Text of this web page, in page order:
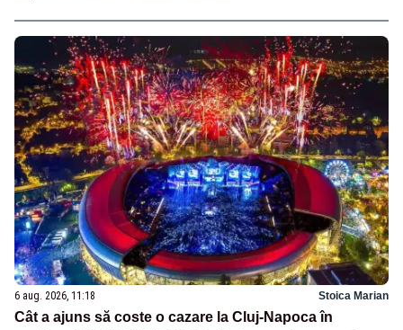
6 aug. 2026, 11:18 Stoica Marian
Cât a ajuns să coste o cazare la Cluj-Napoca în